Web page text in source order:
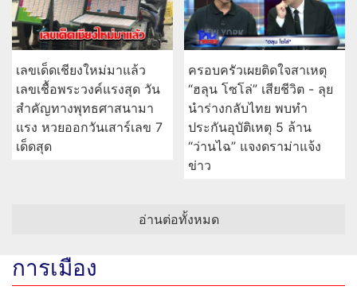
เลขเด็ดเชียงใหม่มาแล้ว
เลขเชื้อพระวงค์แรงสุด วัน
สำคัญทางพุทธศาสนามา
แรง หวยออกวันเสาร์เลข 7
เด็ดสุด
ครอบครัวเผยติดใจสาเหตุ
“ฮลุน โซโล่” เสียชีวิต - ลุย
นำร่างกลับไทย พบทำ
ประกันอุบัติเหตุ 5 ล้าน
“ว่านไฉ” แจงดราม่าแจ้ง
ข่าว
อ่านต่อทั้งหมด
การเมือง